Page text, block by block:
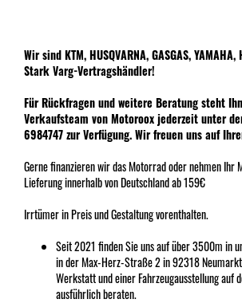
Wir sind KTM, HUSQVARNA, GASGAS,
Stark Varg-Vertragshändler!
Für Rückfragen und weitere Beratung steht
Verkaufsteam von Motoroox jederzeit unter
6984747 zur Verfügung. Wir freuen uns auf
Gerne finanzieren wir das Motorrad oder nehmen Ihr
Lieferung innerhalb von Deutschland ab 159€
Irrtümer in Preis und Gestaltung vorenthalten.
Seit 2021 finden Sie uns auf über 3500m in
in der Max-Herz-Straße 2 in 92318
Werkstatt und einer Fahrzeugausstellung auf
ausführlich beraten.